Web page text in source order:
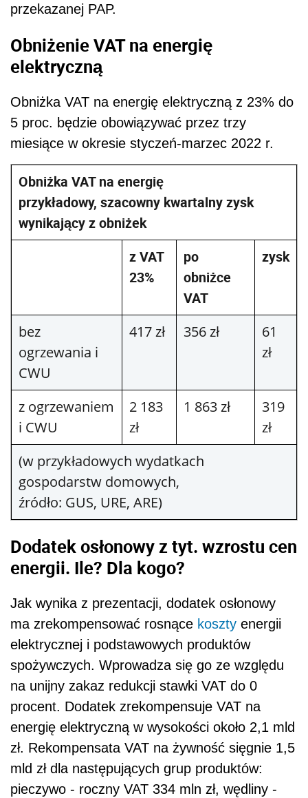
przekazanej PAP.
Obniżenie VAT na energię
elektryczną
Obniżka VAT na energię elektryczną z 23% do
5 proc. będzie obowiązywać przez trzy
miesiące w okresie styczeń-marzec 2022 r.
Obniżka VAT na energię
przykładowy, szacowny kwartalny zysk
wynikający z obniżek
z VAT
23%
po
obniżce
VAT
zysk
bez
ogrzewania i
CWU
417 zł 356 zł
61
zł
z ogrzewaniem
i CWU
2 183
zł
1 863 zł
319
zł
(w przykładowych wydatkach
gospodarstw domowych,
źródło: GUS, URE, ARE)
Dodatek osłonowy z tyt. wzrostu cen
energii. Ile? Dla kogo?
Jak wynika z prezentacji, dodatek osłonowy
ma zrekompensować rosnące koszty energii
elektrycznej i podstawowych produktów
spożywczych. Wprowadza się go ze względu
na unijny zakaz redukcji stawki VAT do 0
procent. Dodatek zrekompensuje VAT na
energię elektryczną w wysokości około 2,1 mld
zł. Rekompensata VAT na żywność sięgnie 1,5
mld zł dla następujących grup produktów:
pieczywo - roczny VAT 334 mln zł, wędliny -